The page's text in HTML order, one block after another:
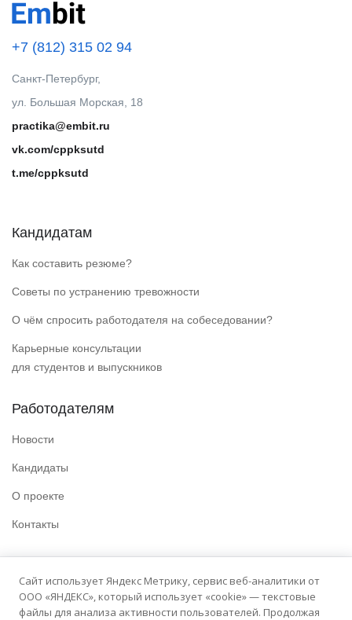
+7 (812) 315 02 94
Санкт-Петербург,
ул. Большая Морская, 18
practika@embit.ru
vk.com/cppksutd
t.me/cppksutd
Кандидатам
Как составить резюме?
Советы по устранению тревожности
О чём спросить работодателя на собеседовании?
Карьерные консультации
для студентов и выпускников
Работодателям
Новости
Кандидаты
О проекте
Контакты
Политика конфиденциальности
Сайт использует Яндекс Метрику, сервис веб-аналитики от
ООО «ЯНДЕКС», который использует «cookie» — текстовые
файлы для анализа активности пользователей. Продолжая